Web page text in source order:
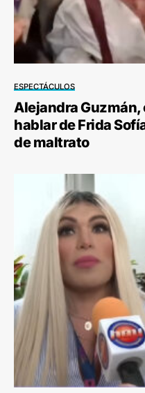
ESPECTÁCULOS
Alejandra Guzmán,
hablar de Frida
de maltrato